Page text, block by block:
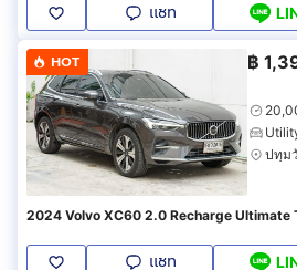
แชท
HOT ฿
ปทุม
2024 Volvo XC60 2.0 Recharge Ultimate
แชท